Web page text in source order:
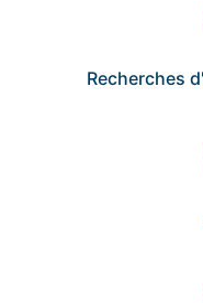
Recherches